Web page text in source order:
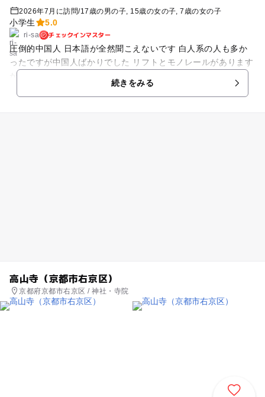
2026年7月に訪問/17歳の男の子 15歳の女の子 7歳の女の子
小学生 5.0
ri-sa チェックインマスター
圧倒的中国人 日本語が全然聞こえないです 白人系の人も多か
ったですが中国人ばかりでした リフトとモノレールがあります
色もいいです 小学生未満は膝の上なのでちょっとどきどきしま
続きをみる
高山寺（京都市右京区）
京都府京都市右京区 / 神社・寺院